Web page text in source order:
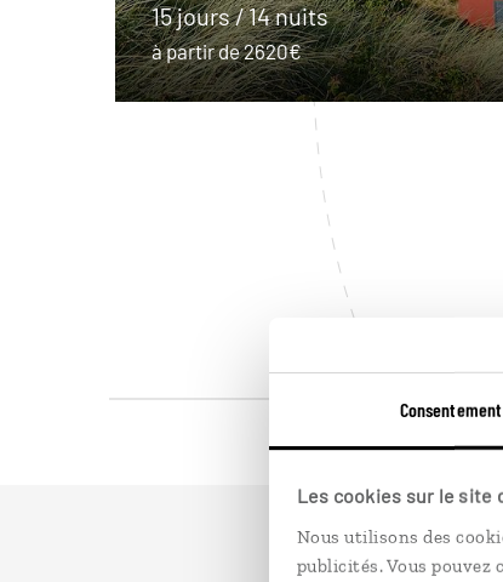
Consentement
Les cookies sur le site
Nous utilisons des
publicités. Vous pouvez
15 jours / 14 nuits
à partir de 2620€